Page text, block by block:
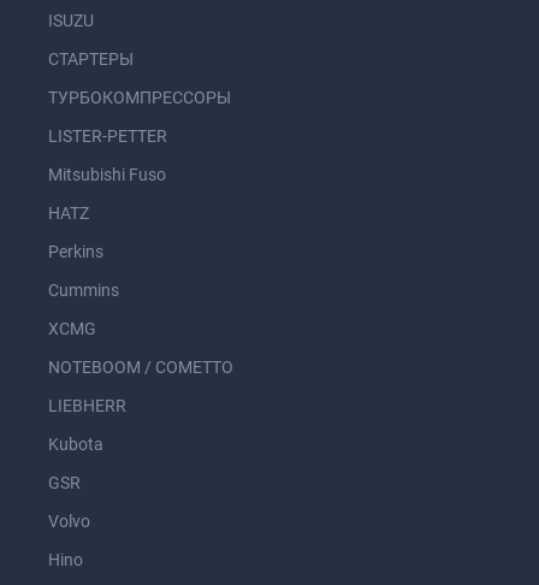
ISUZU
СТАРТЕРЫ
ТУРБОКОМПРЕССОРЫ
LISTER-PETTER
Mitsubishi Fuso
HATZ
Perkins
Cummins
XCMG
NOTEBOOM / COMETTO
LIEBHERR
Kubota
GSR
Volvo
Hino